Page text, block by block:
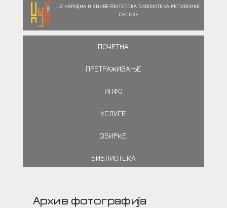
ЈУ НАРОДНА И УНИВЕРЗИТЕТСКА БИБЛИОТЕКА РЕПУБЛИКЕ
СРПСКЕ
ПОЧЕТНА
ПРЕТРАЖИВАЊЕ
ИНФО
УСЛУГЕ
ЗБИРКЕ
БИБЛИОТЕКА
Архив фотографија